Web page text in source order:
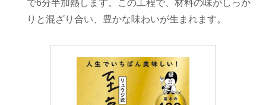
で6分半加熱します。この工程で、材料の味がしっか
りと混ざり合い、豊かな味わいが生まれます。